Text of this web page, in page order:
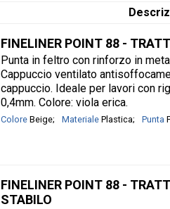
FINELINER POINT 88 -
Punta in feltro con rinforzo in
Cappuccio ventilato
cappuccio. Ideale per lavori con
0,4mm. Colore: viola erica.
Colore Beige Materiale Plastica Punta
FINELINER POINT 88 -
STABILO